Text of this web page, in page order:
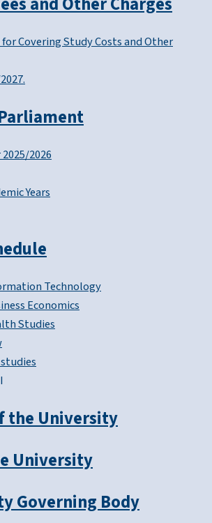
for Covering Study Costs and Other
2025/2026
Years
Technology
Economics
Studies
the University
University
Governing Body